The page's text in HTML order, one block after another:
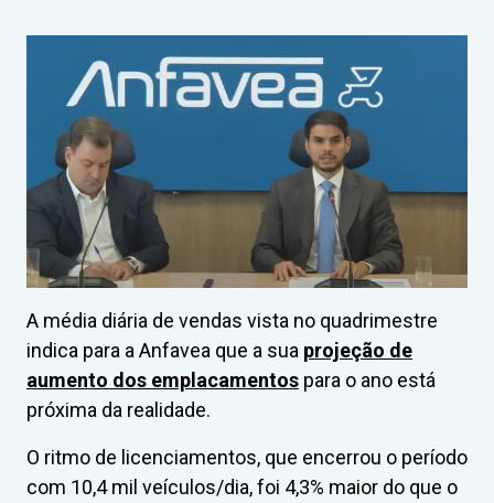
A média diária de vendas vista no quadrimestre
indica para a Anfavea que a sua projeção de
aumento dos emplacamentos para o ano está
próxima da realidade.
O ritmo de licenciamentos, que encerrou o período
com 10,4 mil veículos/dia, foi 4,3% maior do que o